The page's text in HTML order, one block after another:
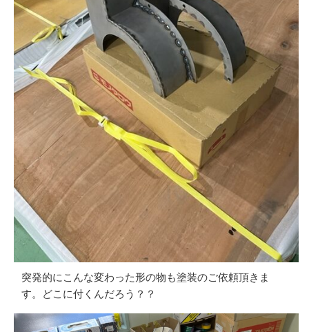
突発的にこんな変わった形の物も塗装のご依頼頂きま
す。どこに付くんだろう？？